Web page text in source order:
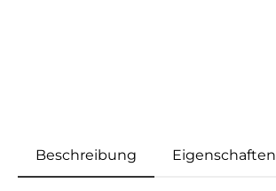
Beschreibung Eigenschaften